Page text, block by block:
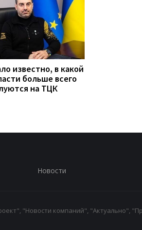
известно, в какой
больше всего
на ТЦК
Новости
"Новости компаний", "Актуально",